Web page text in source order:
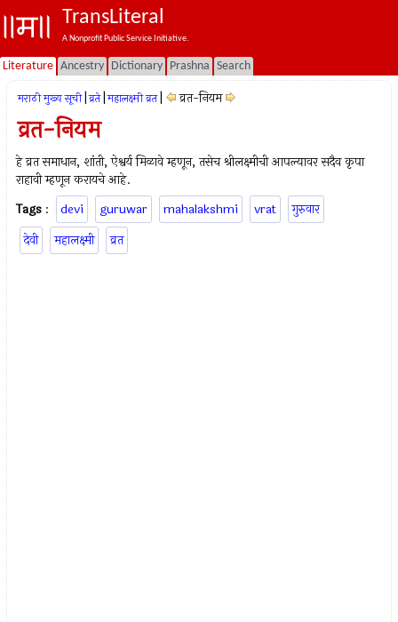
TransLiteral
A Nonprofit Public Service Initiative.
Literature Ancestry Dictionary Prashna Search
मराठी मुख्य सूची व्रते महालक्ष्मी व्रत व्रत-नियम
व्रत-नियम
हे व्रत समाधान, शांती, ऐश्वर्य मिळावे म्हणून, तसेच श्रीलक्ष्मीची आपल्यावर सदैव कृपा
राहावी म्हणून करायचे आहे.
Tags : devi guruwar mahalakshmi vrat
गुरुवार
देवी
महालक्ष्मी व्रत